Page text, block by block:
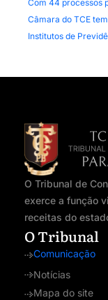
Com 44 processos
Câmara do TCE
Institutos de
O Tribunal de
exerce a função
receitas do
O Tribunal
Comunicação
Notícias
Mapa do site